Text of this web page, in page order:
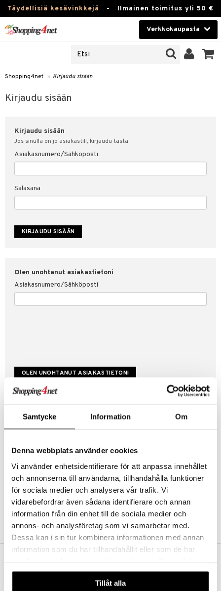
Samtycke Information Om
Denna webbplats använder cookies
Vi använder enhetsidentifierare för att anpassa innehållet
och annonserna till användarna, tillhandahålla funktioner
för sociala medier och analysera vår trafik. Vi
vidarebefordrar även sådana identifierare och annan
information från din enhet till de sociala medier och
annons- och analysföretag som vi samarbetar med.
Dessa kan i sin tur kombinera informationen med annan
information som du har tillhandahållit eller som de har
våra cookies vid fortsatt användande av vår webbplats.
Tillåt alla
Täydellisiä kesävinkkejä - Ilmainen toimitus yli 50 €
Verkkokaupasta
Piilolinssit
Luontaistuotteet
Fitness
Koti & Sisustus
Lelut, Lapsi & Vauva
Tuotemerkkejä
Shopping4net » Kirjaudu sisään
Kirjaudu sisään
Kirjaudu sisään
Jos sinulla on jo asiakastili, kirjaudu tästä.
Asiakasnumero/Sähköposti
Salasana
Olen unohtanut asiakastietoni
Asiakasnumero/Sähköposti
Luo uusi asiakas
Hyviä tarjouksia
Kestotilaus
Arvostele tuotteita
Toivelistat
LUO ASIAKAS
sisään
& vastauksia
myyntiehdot
suojaus
Aina maksuton vaihtoehto, huolimatta siitä ostatko yksittäisen
tuotteen tai koko tilauksellesi joka ylittää 50 €.